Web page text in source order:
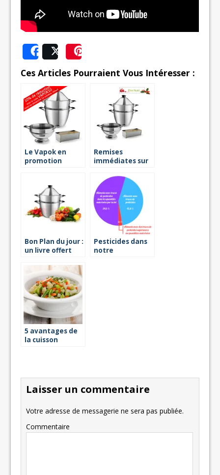
SharePost
Ces Articles Pourraient Vous Intéresser :
Le Vapok en
promotion
octobre
Remises
immédiates sur
Vapok !
Bon Plan du jour :
un livre offert
Vapok
Pesticides dans
notre
5 avantages de
la cuisson
Laisser un commentaire
Votre adresse de messagerie ne sera pas publiée.
Commentaire